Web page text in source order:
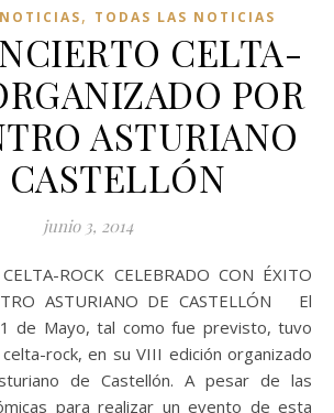
, TODAS LAS NOTICIAS
CELTA-
POR
ASTURIANO
CASTELLÓN
junio 3, 2014
ASTURIANO DE CASTELLÓN El
de Mayo, tal como fue previsto, tuvo
rock, en su VIII edición organizado
de Castellón. A pesar de las
para realizar un evento de esta